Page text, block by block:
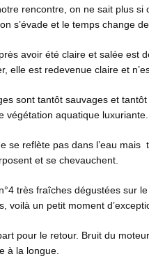
rencontre, on ne sait plus
s’évade et le temps change
avoir été claire et salée est
elle est redevenue claire et
sont tantôt sauvages et
végétation aquatique luxuriante.
se reflète pas dans l’eau
et se chevauchent.
très fraîches dégustées sur
voilà un petit moment
pour le retour. Bruit du
à la longue.